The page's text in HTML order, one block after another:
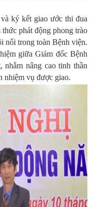
ký kết giao ước thi đua
phát động phong trào
nổi trong toàn Bệnh viện.
giữa Giám đốc Bệnh
nhằm nâng cao tinh thần
nhiệm vụ được giao.